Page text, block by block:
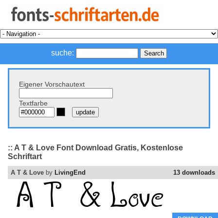
suche:
Eigener Vorschautext
Textfarbe
:: A T & Love Font Download Gratis, Kostenlose
Schriftart
13 downloads
A T & Love by LivingEnd